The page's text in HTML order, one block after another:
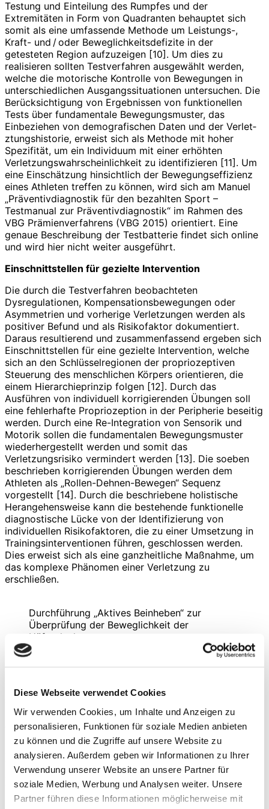
Diese Webseite verwendet Cookies
Wir verwenden Cookies, um Inhalte und Anzeigen zu
personalisieren, Funktionen für soziale Medien anbieten
zu können und die Zugriffe auf unsere Website zu
analysieren. Außerdem geben wir Informationen zu Ihrer
Verwendung unserer Website an unsere Partner für
soziale Medien, Werbung und Analysen weiter. Unsere
Partner führen diese Informationen möglicherweise mit
Testung und Einteilung des Rumpfes und der
Extremitäten in Form von Quadranten behauptet sich
somit als eine umfassende Methode um Leistungs-,
Kraft- und / oder Beweglichkeitsdefizite in der
getesteten Region aufzuzeigen [10]. Um dies zu
realisieren sollten Testverfahren ausgewählt werden,
welche die motorische Kontrolle von Bewegungen in
unterschiedlichen Ausgangssituationen untersuchen. Die
Berücksichtigung von Ergebnissen von funktionellen
Tests über fundamentale Bewegungsmuster, das
Einbeziehen von demografischen Daten und der Verlet­
ztungshistorie, erweist sich als Methode mit hoher
Spezifität, um ein Individuum mit einer erhöhten
Verletzungswahrscheinlichkeit zu identifizieren [11]. Um
eine Einschätzung hinsichtlich der Bewegungseffizienz
eines Athleten treffen zu können, wird sich am Manuel
„Präventivdiagnostik für den bezahlten Sport –
Testmanual zur Präventivdiagnostik“ im Rahmen des
VBG Prämienverfahrens (VBG 2015) orientiert. Eine
genaue Beschreibung der Testbatterie findet sich online
und wird hier nicht weiter ausgeführt.
Einschnittstellen für gezielte Intervention
Die durch die Testverfahren beobachteten
Dysregulationen, Kompensationsbewegungen oder
Asymmetrien und vorherige Verletzungen werden als
positiver Befund und als Risikofaktor dokumentiert.
Daraus resultierend und zusammenfassend ergeben sich
Einschnittstellen für eine gezielte Intervention, welche
sich an den Schlüsselregionen der propriozeptiven
Steuerung des menschlichen Körpers orientieren, die
einem Hierarchieprinzip folgen [12]. Durch das
Ausführen von individuell korrigierenden Übungen soll
eine fehlerhafte Propriozeption in der Peripherie beseitig
werden. Durch eine Re-Integration von Sensorik und
Motorik sollen die fundamentalen Bewegungsmuster
wiederhergestellt werden und somit das
Verletzungsrisiko vermindert werden [13]. Die soeben
beschrieben korrigierenden Übungen werden dem
Athleten als „Rollen-Dehnen-Bewegen“ Sequenz
vorgestellt [14]. Durch die beschriebene holistische
Herangehensweise kann die bestehende funktionelle
diagnostische Lücke von der Identifizierung von
individuellen Risikofaktoren, die zu einer Umsetzung in
Trainingsinterventionen führen, geschlossen werden.
Dies erweist sich als eine ganzheitliche Maßnahme, um
das komplexe Phänomen einer Verletzung zu
erschließen.
Durchführung „Aktives Beinheben“ zur
Überprüfung der Beweglichkeit der
Hüftgelenke
Durchführung der Diagnostik
Praktikabilität der Untersuchung zu gewährleisten,
aufgeteilt, an denen jeweils bis zu sechs Probanden
teilnehmen. Der genaue zeitliche Ablauf und die
Einteilung der Stationen kann aus der Tabelle
entnommen werden. Die Durchführung dieser ersten
Tests beläuft sich somit auf ca. 80 Minuten. Darauf folgt
eine zehnminütige Pause, um die progressive „Hop
Testung“ und die „Lateral Bound“ Testung vorzubereiten.
Für diese Testungen wird ebenfalls die